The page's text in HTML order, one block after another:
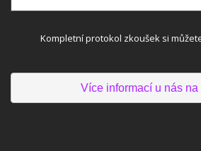
Kompletní protokol zkoušek si
Více informací u nás na